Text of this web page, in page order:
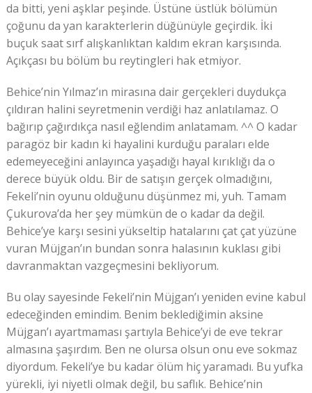
da bitti, yeni aşklar peşinde. Üstüne üstlük bölümün
çoğunu da yan karakterlerin düğünüyle geçirdik. İki
buçuk saat sırf alışkanlıktan kaldım ekran karşısında.
Açıkçası bu bölüm bu reytingleri hak etmiyor.
Behice’nin Yılmaz’ın mirasına dair gerçekleri duydukça
çıldıran halini seyretmenin verdiği haz anlatılamaz. O
bağırıp çağırdıkça nasıl eğlendim anlatamam. ^^ O kadar
paragöz bir kadın ki hayalini kurduğu paraları elde
edemeyeceğini anlayınca yaşadığı hayal kırıklığı da o
derece büyük oldu. Bir de satışın gerçek olmadığını,
Fekeli’nin oyunu olduğunu düşünmez mi, yuh. Tamam
Çukurova’da her şey mümkün de o kadar da değil.
Behice’ye karşı sesini yükseltip hatalarını çat çat yüzüne
vuran Müjgan’ın bundan sonra halasının kuklası gibi
davranmaktan vazgeçmesini bekliyorum.
Bu olay sayesinde Fekeli’nin Müjgan’ı yeniden evine kabul
edeceğinden emindim. Benim beklediğimin aksine
Müjgan’ı ayartmaması şartıyla Behice’yi de eve tekrar
almasına şaşırdım. Ben ne olursa olsun onu eve sokmaz
diyordum. Fekeli’ye bu kadar ölüm hiç yaramadı. Bu yufka
yürekli, iyi niyetli olmak değil, bu saflık. Behice’nin